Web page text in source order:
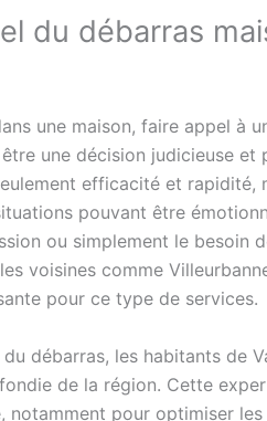
du débarras
une maison, faire appel à
une décision judicieuse et
efficacité et rapidité,
pouvant être
ou simplement le besoin
voisines comme
pour ce type de services.
débarras, les habitants de
de la région. Cette
pour optimiser